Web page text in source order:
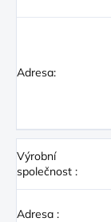
Adresa:
Výrobní
společnost :
Adresa :